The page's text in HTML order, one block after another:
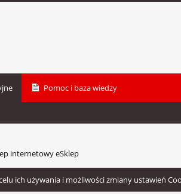
internetowy eSklep
ich używania i możliwości zmiany ustawień
Pomoc i baza wiedzy